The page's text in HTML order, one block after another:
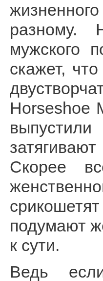
разному.
мужского
скажет,
Horseshoe
Скорее
подумают
к сути.
Ведь